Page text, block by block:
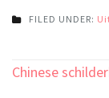
FILED UNDER:
Bericht
Chinese